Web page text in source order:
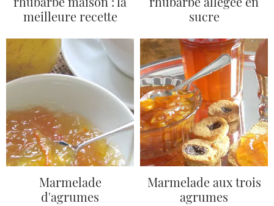
meilleure recette
sucre
Marmelade
d'agrumes
Marmelade aux trois
agrumes